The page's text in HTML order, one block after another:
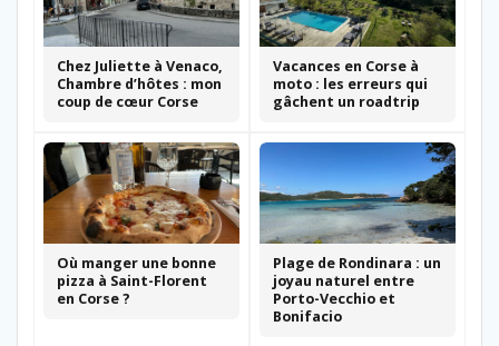
Chez Juliette à Venaco,
Chambre d’hôtes : mon
coup de cœur Corse
Vacances en Corse à
moto : les erreurs qui
gâchent un roadtrip
Où manger une bonne
pizza à Saint-Florent
en Corse ?
Plage de Rondinara : un
joyau naturel entre
Porto-Vecchio et
Bonifacio